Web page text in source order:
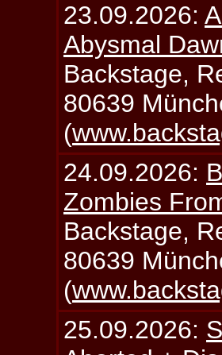
23.09.2026:
Abysmal
Backstage,
80639
(
24.09.2026:
Zombies
Backstage,
80639
(
25.09.2026: